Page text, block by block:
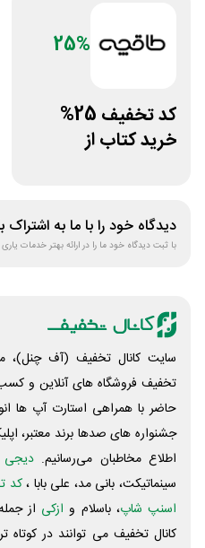
25%
کد تخفیف 25%
خرید کتاب از
دیدگاه خود را با ما به اشتراک
با ثبت دیدگاه خود ما را در ارائه بهتر خدمات یاری
سایت کانال تخفیف (آف چنل)،
تخفیف فروشگاه های آنلاین و
حاضر با همراهی استارت آپ ها
جشنواره های صدها برند معتبر،
اطلاع مخاطبان می‌رسانیم. دیجی
سینماتیکت، بانی مد، علی‌ بابا ،کد
اسنپ شاپ، باسلام و ازکی از
کانال تخفیف می توانند در